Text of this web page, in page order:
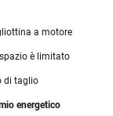
a motore
è limitato
di taglio
energetico